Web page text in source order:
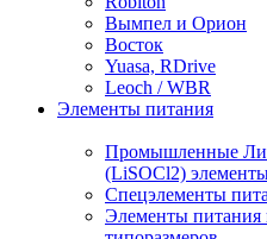
Вымпел и Орион
Восток
Yuasa, RDrive
Leoch / WBR
Элементы питания
Промышленные
(LiSOCl2)
Спецэлементы
Элементы питания